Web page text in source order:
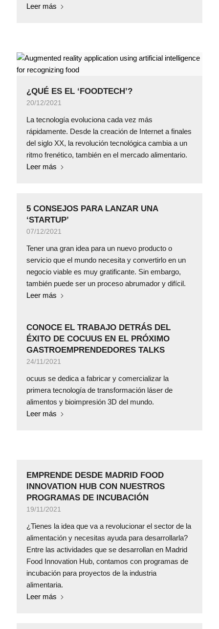
Leer más
¿QUÉ ES EL ‘FOODTECH’?
20/12/2021
La tecnología evoluciona cada vez más
rápidamente. Desde la creación de Internet a finales
del siglo XX, la revolución tecnológica cambia a un
ritmo frenético, también en el mercado alimentario.
Leer más
5 CONSEJOS PARA LANZAR UNA
‘STARTUP’
07/12/2021
Tener una gran idea para un nuevo producto o
servicio que el mundo necesita y convertirlo en un
negocio viable es muy gratificante. Sin embargo,
también puede ser un proceso abrumador y difícil.
Leer más
CONOCE EL TRABAJO DETRÁS DEL
ÉXITO DE COCUUS EN EL PRÓXIMO
GASTROEMPRENDEDORES TALKS
24/11/2021
ocuus se dedica a fabricar y comercializar la
primera tecnología de transformación láser de
alimentos y bioimpresión 3D del mundo.
Leer más
EMPRENDE DESDE MADRID FOOD
INNOVATION HUB CON NUESTROS
PROGRAMAS DE INCUBACIÓN
19/11/2021
¿Tienes la idea que va a revolucionar el sector de la
alimentación y necesitas ayuda para desarrollarla?
Entre las actividades que se desarrollan en Madrid
Food Innovation Hub, contamos con programas de
incubación para proyectos de la industria
alimentaria.
Leer más